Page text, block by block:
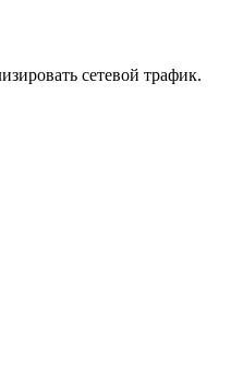
сетевой трафик.